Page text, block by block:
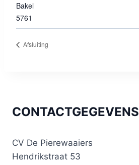
Bakel
5761
Afsluiting
CONTACTGEGEVENS
CV De Pierewaaiers
Hendrikstraat 53